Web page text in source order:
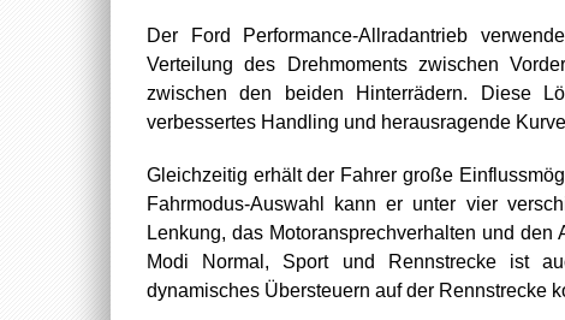
Der Ford Performance-Allradantrieb
Verteilung des Drehmoments zwischen
zwischen den beiden Hinterrädern. Diese
verbessertes Handling und herausragende
Gleichzeitig erhält der Fahrer große
Fahrmodus-Auswahl kann er unter vier
Lenkung, das Motoransprechverhalten und
Modi Normal, Sport und Rennstrecke ist
dynamisches Übersteuern auf der Rennstrecke